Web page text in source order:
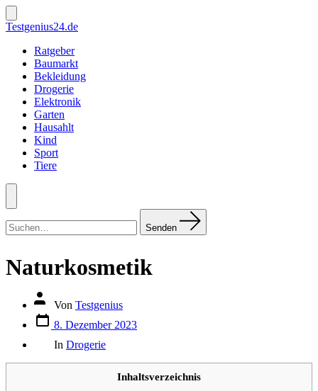
Zum
Inhalt
springen
Suche
ein-/ausblenden
Testgenius24.de
Ratgeber
Baumarkt
Bekleidung
Drogerie
Elektronik
Garten
Hausahlt
Kind
Sport
Tiere
Menü
nach:
Senden
Naturkosmetik
Autor
Beitrags
Von Testgenius
Datum
des
Beitrags
8. Dezember 2023
In Drogerie
Inhaltsverzeichnis